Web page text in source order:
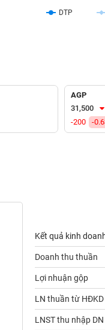
DTP
AGP
31,500
-200
-
Kết quả kinh
Doanh thu thuần
Lợi nhuận gộp
LN thuần từ HĐKD
LNST thu nhập DN